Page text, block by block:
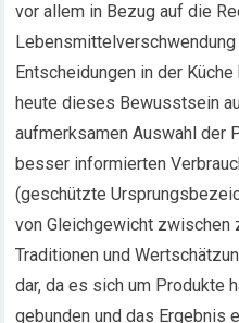
vor allem in Bezug auf die
Entscheidungen in der
heute dieses Bewusstsein
aufmerksamen Auswahl der
besser informierten
(geschützte
von Gleichgewicht zwischen
Traditionen und
dar, da es sich um Produkte
gebunden und das Ergebnis